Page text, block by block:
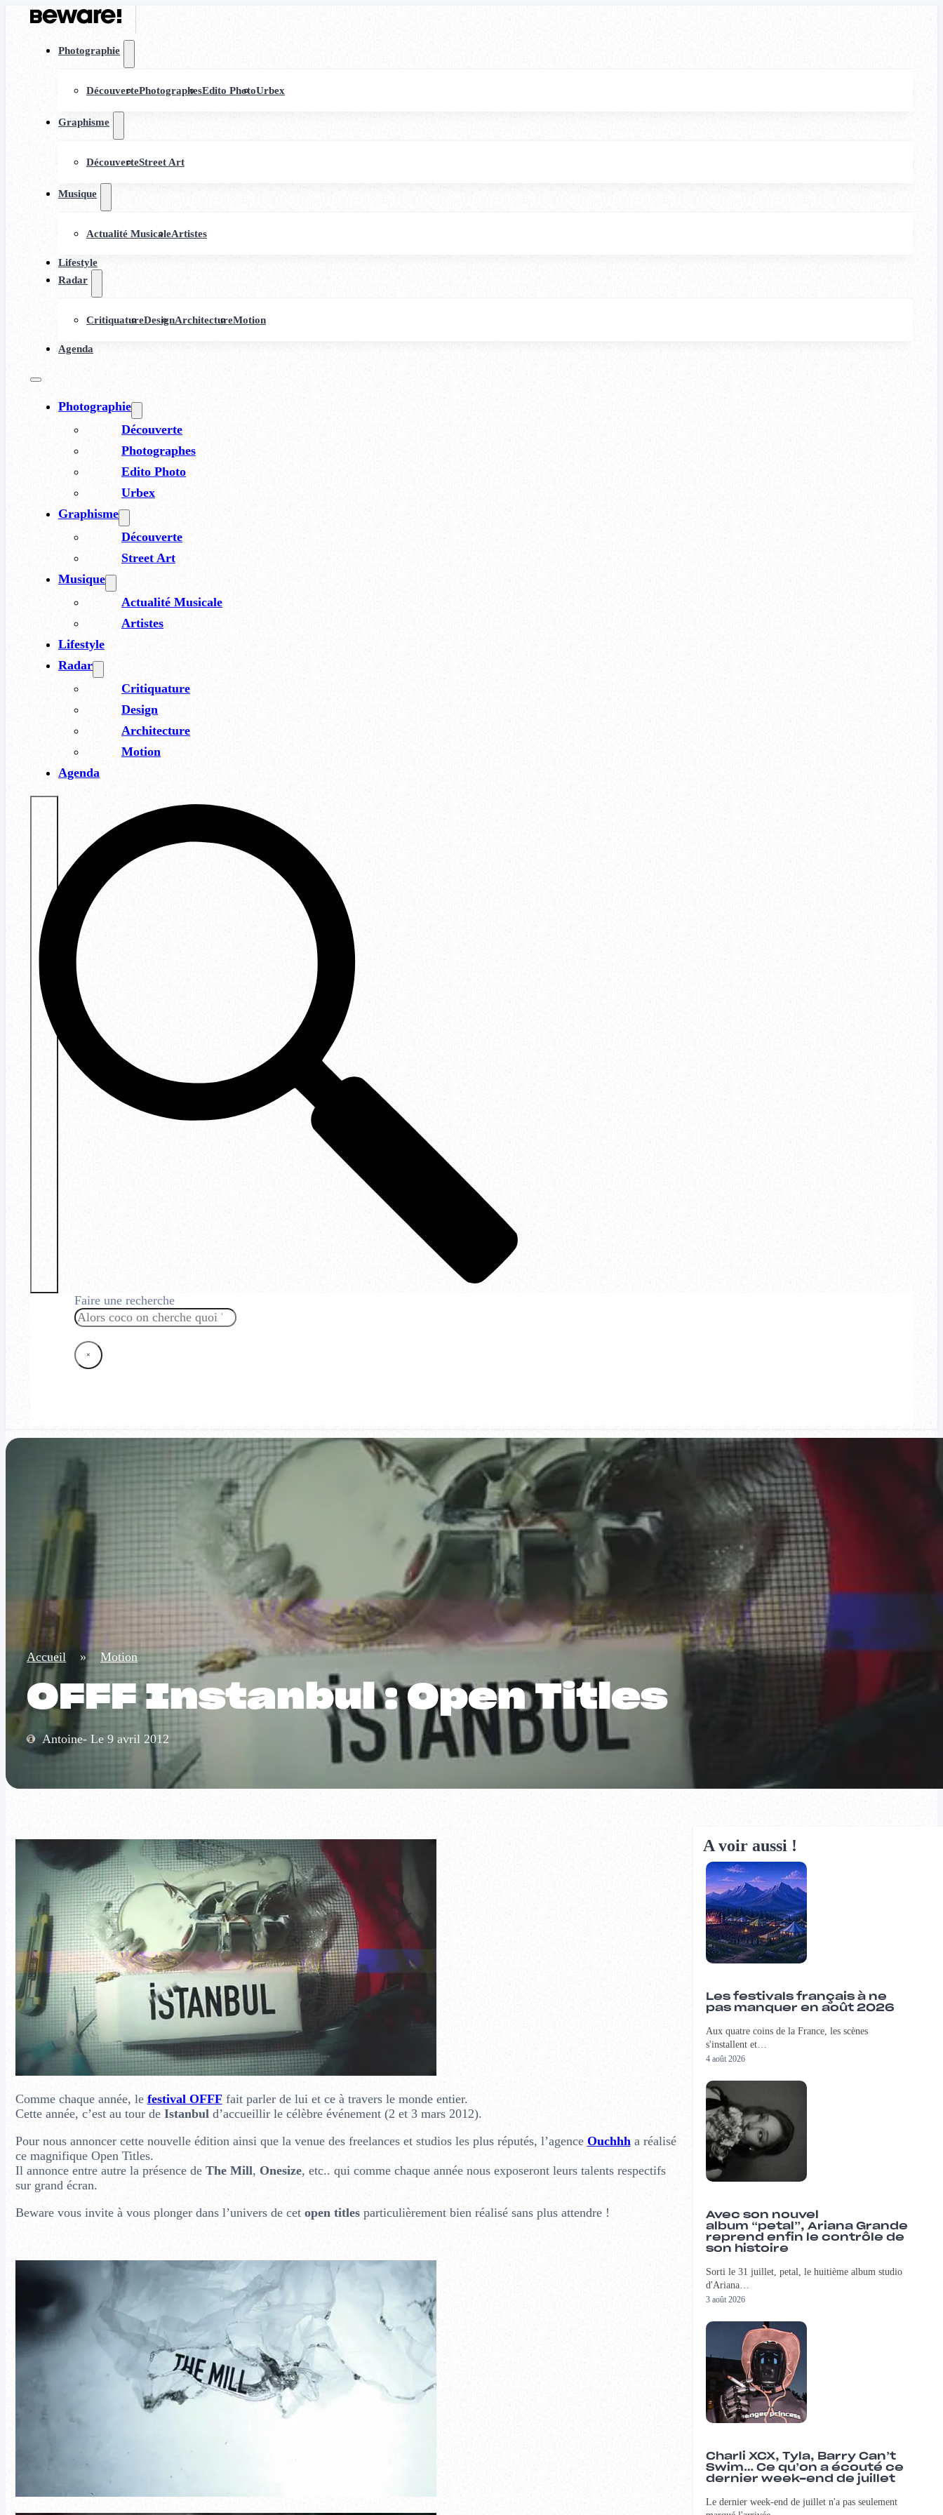
Photographie
DécouvertePhotographesEdito PhotoUrbex
Graphisme
DécouverteStreet Art
Musique
Actualité MusicaleArtistes
Lifestyle
Radar
CritiquatureDesignArchitectureMotion
Agenda
Photographie
Découverte
Photographes
Edito Photo
Urbex
Graphisme
Découverte
Street Art
Musique
Actualité Musicale
Artistes
Lifestyle
Radar
Critiquature
Design
Architecture
Motion
Agenda
Faire une recherche
Rechercher
×
Accueil » Motion
OFFF Instanbul : Open Titles
Antoine- Le 9 avril 2012
Comme chaque année, le festival OFFFfait parler de lui et ce à travers le monde entier.
Cette année, c’est au tour de Istanbul d’accueillir le célèbre événement (2 et 3 mars 2012).
Pour nous annoncer cette nouvelle édition ainsi que la venue des freelances et studios les plus réputés, l’agence Ouchhh a réalisé
ce magnifique Open Titles.
Il annonce entre autre la présence de The Mill, Onesize, etc.. qui comme chaque année nous exposeront leurs talents respectifs
sur grand écran.
Beware vous invite à vous plonger dans l’univers de cet open titlesparticulièrement bien réalisé sans plus attendre !
A voir aussi !
Les festivals français à ne
pas manquer en août 2026
Aux quatre coins de la France, les scènes
s'installent et…
4 août 2026
Avec son nouvel
album “petal”, Ariana Grande
reprend enfin le contrôle de
son histoire
Sorti le 31 juillet, petal, le huitième album studio
d'Ariana…
3 août 2026
Charli XCX, Tyla, Barry Can’t
Swim… Ce qu’on a écouté ce
dernier week-end de juillet
Le dernier week-end de juillet n'a pas seulement